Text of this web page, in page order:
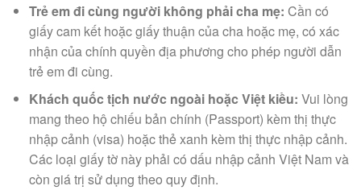
Trẻ em đi cùng người không phải cha mẹ: Cần có
giấy cam kết hoặc giấy thuận của cha hoặc mẹ, có xác
nhận của chính quyền địa phương cho phép người dẫn
trẻ em đi cùng.
Khách quốc tịch nước ngoài hoặc Việt kiều: Vui lòng
mang theo hộ chiếu bản chính (Passport) kèm thị thực
nhập cảnh (visa) hoặc thẻ xanh kèm thị thực nhập cảnh.
Các loại giấy tờ này phải có dấu nhập cảnh Việt Nam và
còn giá trị sử dụng theo quy định.